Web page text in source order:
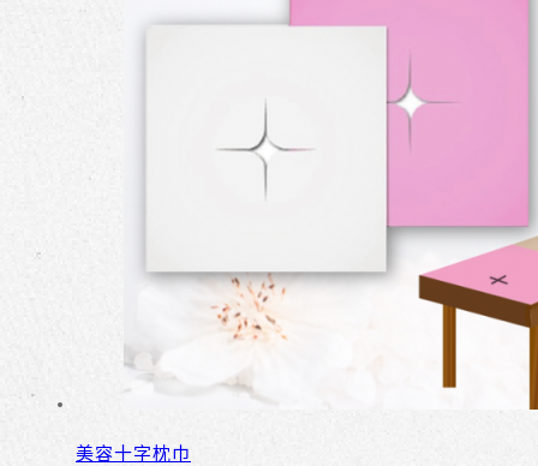
美容十字枕巾